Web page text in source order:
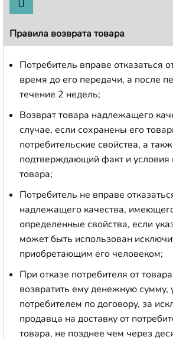
Правила возврата товара
Потребитель вправе отказаться
время до его передачи, а после
течение 2 недель;
Возврат товара надлежащего
случае, если сохранены его
потребительские свойства, а
подтверждающий факт и условия
товара;
Потребитель не вправе
надлежащего качества,
определенные свойства, если
может быть использован
приобретающим его человеком;
При отказе потребителя от
возвратить ему денежную сумму,
потребителем по договору, за
продавца на доставку от
товара, не позднее чем через